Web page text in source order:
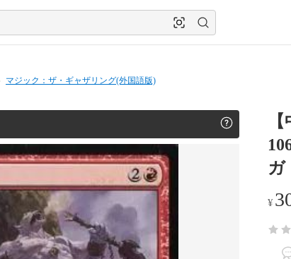
マジック：ザ・ギャザリング(外国語版)
ガ
¥